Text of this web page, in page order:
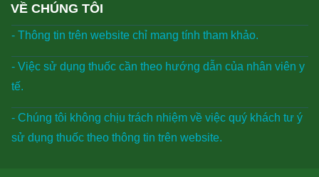
VỀ CHÚNG TÔI
- Thông tin trên website chỉ mang tính tham khảo.
- Việc sử dụng thuốc cần theo hướng dẫn của nhân viên y
tế.
- Chúng tôi không chịu trách nhiệm về việc quý khách tư ý
sử dụng thuốc theo thông tin trên website.